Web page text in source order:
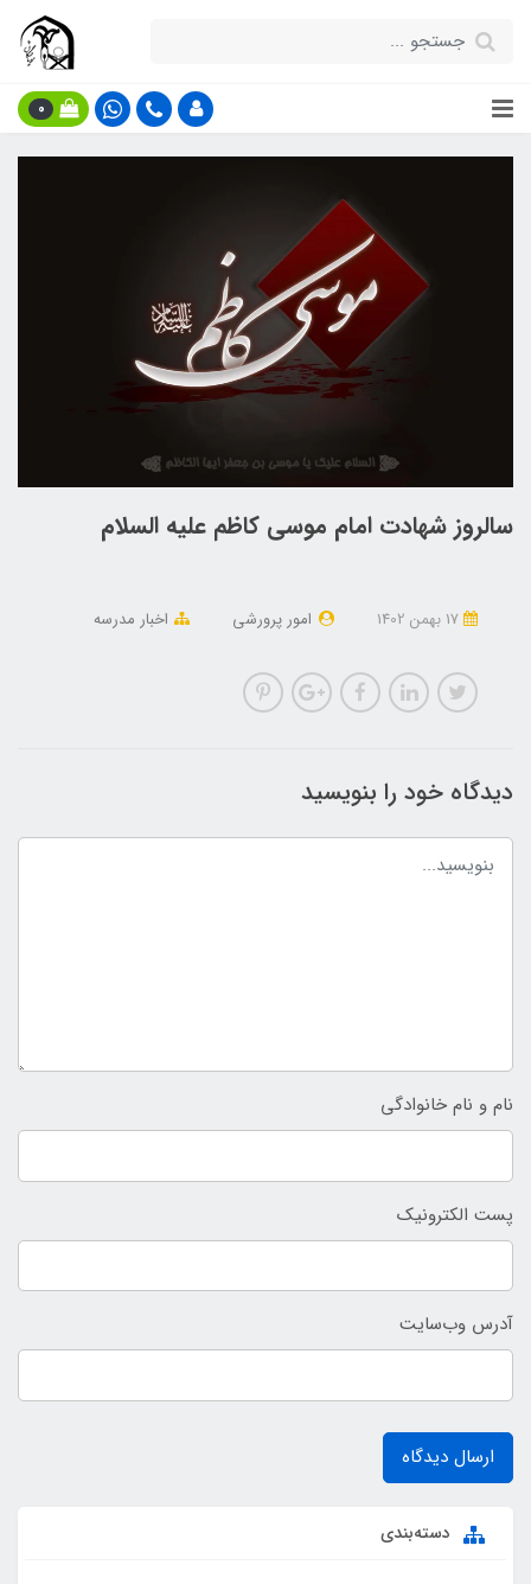
0
سالروز شهادت امام موسی کاظم علیه السلام
امور پرورشی اخبار مدرسه
دیدگاه خود را بنویسید
نام و نام خانوادگی
پست الکترونیک
آدرس وب‌سایت
ارسال دیدگاه
دسته‌بندی